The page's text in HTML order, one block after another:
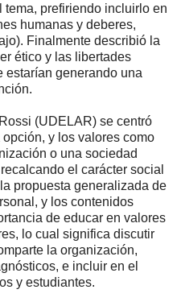
prefiriendo incluirlo en
humanas y deberes,
Finalmente describió la
ético y las libertades
estarían generando una
(UDELAR) se centró
y los valores como
o una sociedad
el carácter social
propuesta generalizada de
y los contenidos
de educar en valores
lo cual significa discutir
la organización,
e incluir en el
y estudiantes.